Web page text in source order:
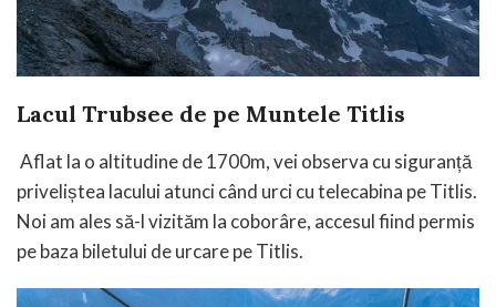
Lacul Trubsee de pe Muntele Titlis
Aflat la o altitudine de 1700m, vei observa cu siguranță
priveliștea lacului atunci când urci cu telecabina pe Titlis.
Noi am ales să-l vizităm la coborâre, accesul fiind permis
pe baza biletului de urcare pe Titlis.